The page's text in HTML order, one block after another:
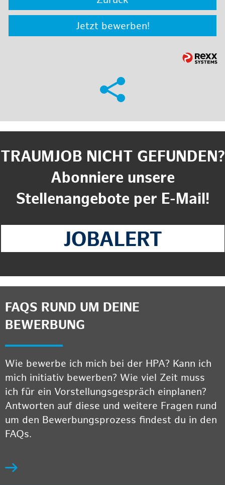
Jetzt bewerben!
TRAUMJOB NICHT GEFUNDEN?
Abonniere unsere
Stellenangebote per E-Mail!
FAQS RUND UM DEINE
BEWERBUNG
Wie bewerbe ich mich bei der HPA? Kann ich
mich initiativ bewerben? Wie viel Zeit muss
ich für ein Vorstellungsgespräch einplanen?
Antworten auf diese und weitere Fragen rund
um den Bewerbungsprozess findest du in den
FAQs.